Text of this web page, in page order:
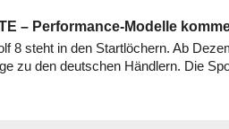
– Performance-Modelle
8 steht in den Startlöchern. Ab
zu den deutschen Händlern. Die